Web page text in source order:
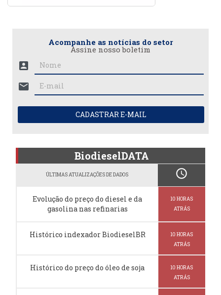
Acompanhe as notícias do setor
Assine nosso boletim
account_box
mail
CADASTRAR E-MAIL
BiodieselDATA
ÚLTIMAS ATUALIZAÇÕES DE DADOS schedule
Evolução do preço do diesel e da
gasolina nas refinarias
10 HORAS
ATRÁS
Histórico indexador BiodieselBR
10 HORAS
ATRÁS
Histórico do preço do óleo de soja
10 HORAS
ATRÁS